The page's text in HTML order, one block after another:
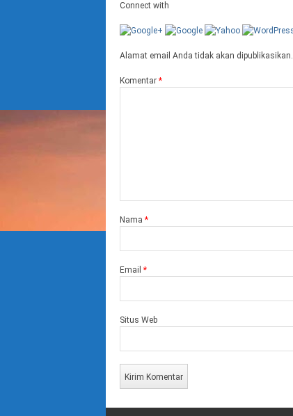
Connect with
Alamat email Anda tidak akan dipublikasikan.
Komentar *
Nama *
Email *
Situs Web